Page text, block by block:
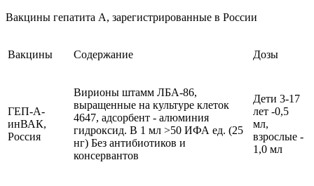
Вакцины гепатита А, зарегистрированные в России
Вакцины Содержание Дозы
ГЕП-А-
инВАК,
Россия
Вирионы штамм ЛБА-86,
выращенные на культуре клеток
4647, адсорбент - алюминия
гидроксид. В 1 мл >50 ИФА ед. (25
нг) Без антибиотиков и
консервантов
Дети 3-17
лет -0,5
мл,
взрослые -
1,0 мл